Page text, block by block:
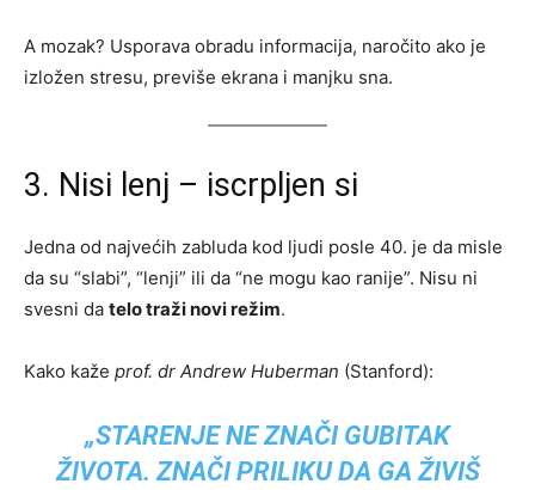
A mozak? Usporava obradu informacija, naročito ako je
izložen stresu, previše ekrana i manjku sna.
3. Nisi lenj – iscrpljen si
Jedna od najvećih zabluda kod ljudi posle 40. je da misle
da su “slabi”, “lenji” ili da “ne mogu kao ranije”. Nisu ni
svesni da telo traži novi režim.
Kako kaže prof. dr Andrew Huberman (Stanford):
„STARENJE NE ZNAČI GUBITAK
ŽIVOTA. ZNAČI PRILIKU DA GA ŽIVIŠ